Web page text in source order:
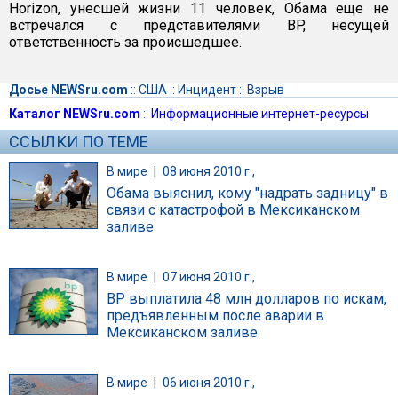
Horizon, унесшей жизни 11 человек, Обама еще не
встречался с представителями BP, несущей
ответственность за происшедшее.
Досье NEWSru.com :: США :: Инцидент:: Взрыв
Каталог NEWSru.com :: Информационные интернет-ресурсы
ССЫЛКИ ПО ТЕМЕ
В мире | 08 июня 2010 г.,
Обама выяснил, кому "надрать задницу" в
связи с катастрофой в Мексиканском
заливе
В мире 07 июня 2010 г.,
BP выплатила 48 млн долларов по искам,
предъявленным после аварии в
Мексиканском заливе
В мире 06 июня 2010 г.,